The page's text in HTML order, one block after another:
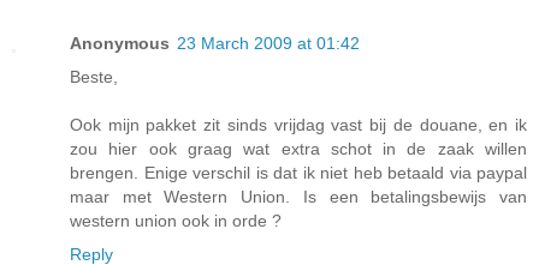
Anonymous 23 March 2009 at 01:42
Beste,
Ook mijn pakket zit sinds vrijdag vast bij de douane, en ik
zou hier ook graag wat extra schot in de zaak willen
brengen. Enige verschil is dat ik niet heb betaald via paypal
maar met Western Union. Is een betalingsbewijs van
western union ook in orde ?
Reply